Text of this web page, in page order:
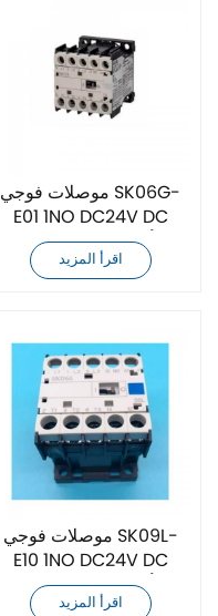
موصلات فوجي SK06G-
E01 1NO DC24V DC
أصلية جديدة تمامًا
اقرأ المزيد
موصلات فوجي SK09L-
E10 1NO DC24V DC
أصلية جديدة تمامًا
اقرأ المزيد